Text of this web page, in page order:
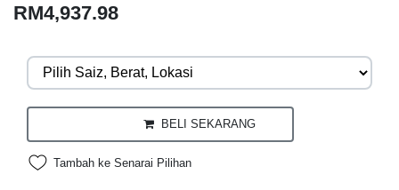
RM4,937.98
BELI SEKARANG
Tambah ke Senarai Pilihan